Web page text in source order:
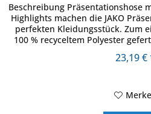
Beschreibung Präsentationshose
Highlights machen die JAKO
perfekten Kleidungsstück. Zum
100 % recyceltem Polyester
23,19 €